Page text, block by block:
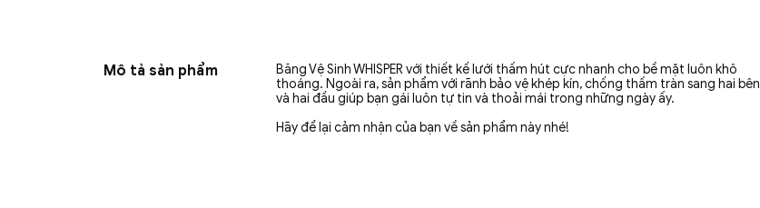
Mô tả sản phẩm
Băng Vệ Sinh WHISPER với thiết kế lưới thấm hút cực nhanh cho bề mặt luôn khô
thoáng. Ngoài ra, sản phẩm với rãnh bảo vệ khép kín, chống thấm tràn sang hai bên
và hai đầu giúp bạn gái luôn tự tin và thoải mái trong những ngày ấy.
Hãy để lại cảm nhận của bạn về sản phẩm này nhé!